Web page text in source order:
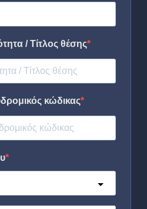
/ Τίτλος θέσης
κώδικας